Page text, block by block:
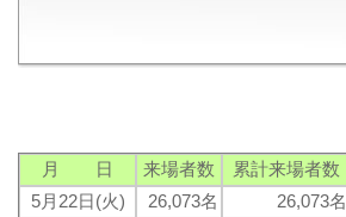
月 日 来場者数
累計来場者数
5月22日(火)
26,073名
26,073名